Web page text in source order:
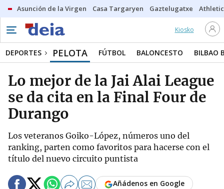
Asunción de la Virgen Casa Targaryen Gaztelugatxe Athletic
Kiosko
DEPORTES PELOTA FÚTBOL BALONCESTO BILBAO
Lo mejor de la Jai Alai League
se da cita en la Final Four de
Durango
Los veteranos Goiko-López, números uno del
ranking, parten como favoritos para hacerse con el
título del nuevo circuito puntista
Añádenos en Google